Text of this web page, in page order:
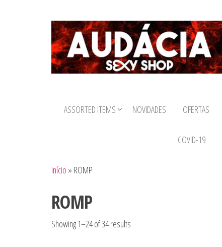
Sexy
Shop
ASSORTED ITEMS NOVIDADES OFERTAS
COVID-19
Início » ROMP
ROMP
Showing 1–24 of 34 results